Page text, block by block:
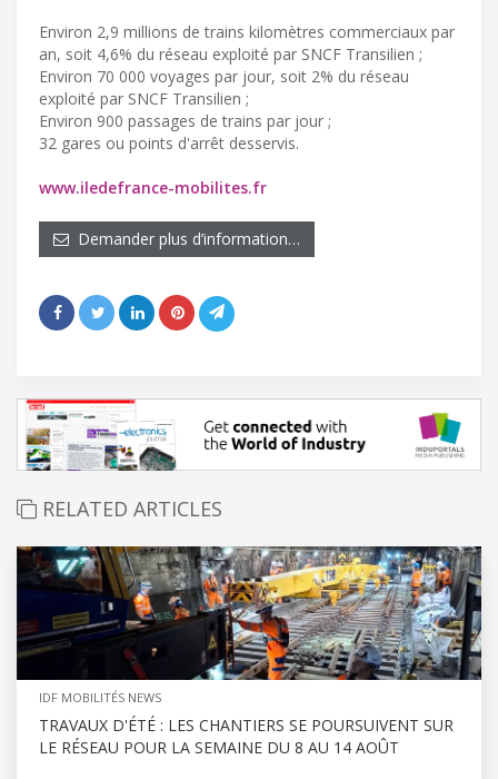
Environ 2,9 millions de trains kilomètres commerciaux par
an, soit 4,6% du réseau exploité par SNCF Transilien ;
Environ 70 000 voyages par jour, soit 2% du réseau
exploité par SNCF Transilien ;
Environ 900 passages de trains par jour ;
32 gares ou points d'arrêt desservis.
www.iledefrance-mobilites.fr
Demander plus d’information…
RELATED ARTICLES
IDF MOBILITÉS NEWS
TRAVAUX D'ÉTÉ : LES CHANTIERS SE POURSUIVENT SUR
LE RÉSEAU POUR LA SEMAINE DU 8 AU 14 AOÛT